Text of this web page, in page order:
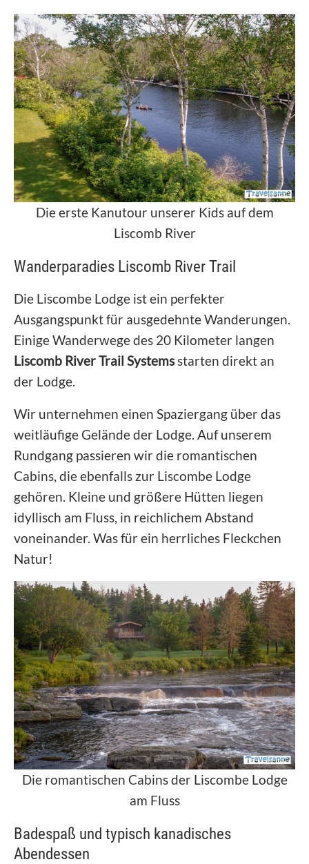
Die erste Kanutour unserer Kids auf dem
Liscomb River
Wanderparadies Liscomb River Trail
Die Liscombe Lodge ist ein perfekter
Ausgangspunkt für ausgedehnte Wanderungen.
Einige Wanderwege des 20 Kilometer langen
Liscomb River Trail Systemsstarten direkt an
der Lodge.
Wir unternehmen einen Spaziergang über das
weitläufige Gelände der Lodge. Auf unserem
Rundgang passieren wir die romantischen
Cabins, die ebenfalls zur Liscombe Lodge
gehören. Kleine und größere Hütten liegen
idyllisch am Fluss, in reichlichem Abstand
voneinander. Was für ein herrliches Fleckchen
Natur!
Die romantischen Cabins der Liscombe Lodge
am Fluss
Badespaß und typisch kanadisches
Abendessen